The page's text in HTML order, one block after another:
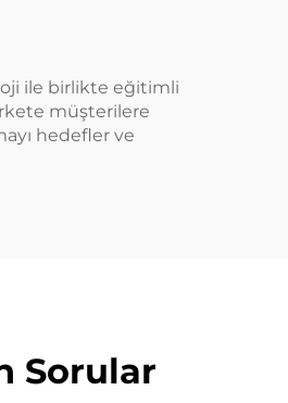
ile birlikte eğitimli
müşterilere
hedefler ve
Sorular